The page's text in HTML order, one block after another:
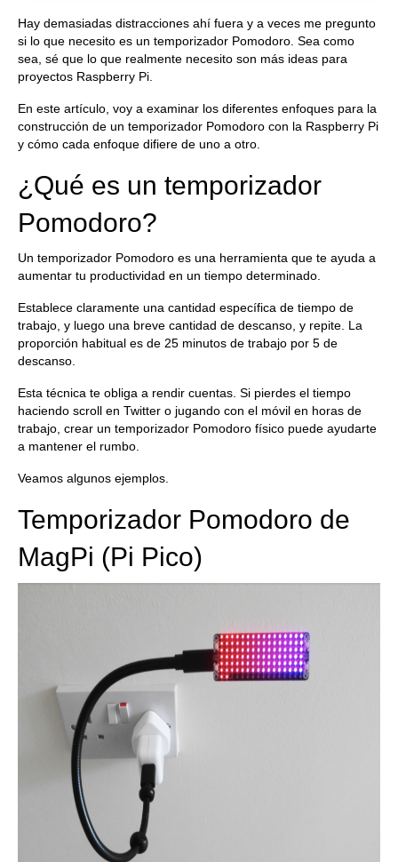
Hay demasiadas distracciones ahí fuera y a veces me pregunto
si lo que necesito es un temporizador Pomodoro. Sea como
sea, sé que lo que realmente necesito son más ideas para
proyectos Raspberry Pi.
En este artículo, voy a examinar los diferentes enfoques para la
construcción de un temporizador Pomodoro con la Raspberry Pi
y cómo cada enfoque difiere de uno a otro.
¿Qué es un temporizador
Pomodoro?
Un temporizador Pomodoro es una herramienta que te ayuda a
aumentar tu productividad en un tiempo determinado.
Establece claramente una cantidad específica de tiempo de
trabajo, y luego una breve cantidad de descanso, y repite. La
proporción habitual es de 25 minutos de trabajo por 5 de
descanso.
Esta técnica te obliga a rendir cuentas. Si pierdes el tiempo
haciendo scroll en Twitter o jugando con el móvil en horas de
trabajo, crear un temporizador Pomodoro físico puede ayudarte
a mantener el rumbo.
Veamos algunos ejemplos.
Temporizador Pomodoro de
MagPi (Pi Pico)